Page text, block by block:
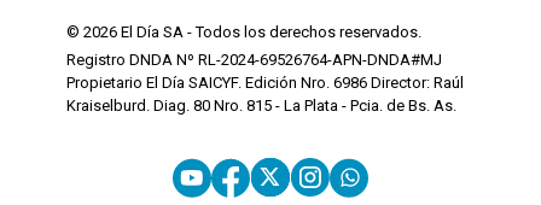
© 2026 El Día SA - Todos los derechos reservados.
Registro DNDA Nº RL-2024-69526764-APN-DNDA#MJ
Propietario El Día SAICYF. Edición Nro. 6986 Director: Raúl
Kraiselburd. Diag. 80 Nro. 815 - La Plata - Pcia. de Bs. As.